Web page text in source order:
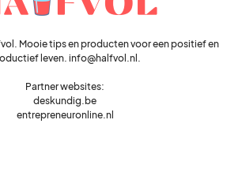
Mooie tips en producten voor een positief en
leven. info@halfvol.nl.
Partner websites:
deskundig.be
entrepreneuronline.nl